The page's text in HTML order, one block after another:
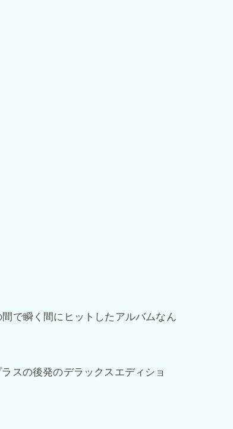
で瞬く間にヒットしたアルバムなん
スの後発のデラックスエディショ